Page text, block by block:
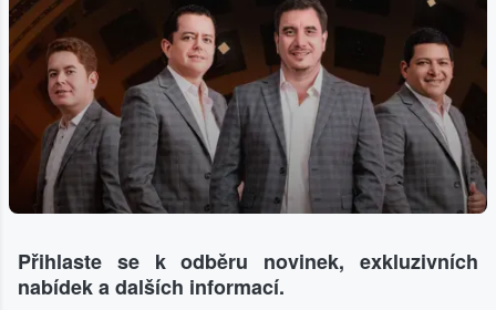
Přihlaste se k odběru novinek, exkluzivních
nabídek a dalších informací.